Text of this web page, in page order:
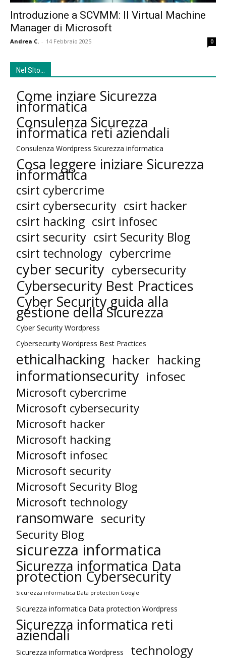
Introduzione a SCVMM: Il Virtual Machine
Manager di Microsoft
Andrea C. - 14 Febbraio 2025 0
Nel SIto…
Come inziare Sicurezza
informatica
Consulenza Sicurezza
informatica reti aziendali
Consulenza Wordpress Sicurezza informatica
Cosa leggere iniziare Sicurezza
informatica
csirt cybercrime
csirt cybersecurity csirt hacker
csirt hacking csirt infosec
csirt security csirt Security Blog
csirt technology cybercrime
cyber security cybersecurity
Cybersecurity Best Practices
Cyber Security guida alla
gestione della Sicurezza
Cyber Security Wordpress
Cybersecurity Wordpress Best Practices
ethicalhacking hacker hacking
informationsecurity infosec
Microsoft cybercrime
Microsoft cybersecurity
Microsoft hacker
Microsoft hacking
Microsoft infosec
Microsoft security
Microsoft Security Blog
Microsoft technology
ransomware security
Security Blog
sicurezza informatica
Sicurezza informatica Data
protection Cybersecurity
Sicurezza informatica Data protection Google
Sicurezza informatica Data protection Wordpress
Sicurezza informatica reti
aziendali
Sicurezza informatica Wordpress technology